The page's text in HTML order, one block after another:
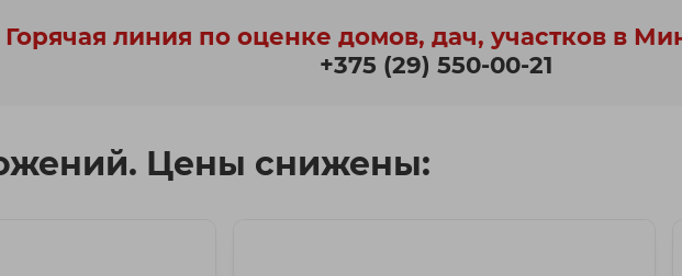
Горячая линия по оценке домов, дач, участков в
+375 (29) 550-00-21
Цены снижены: